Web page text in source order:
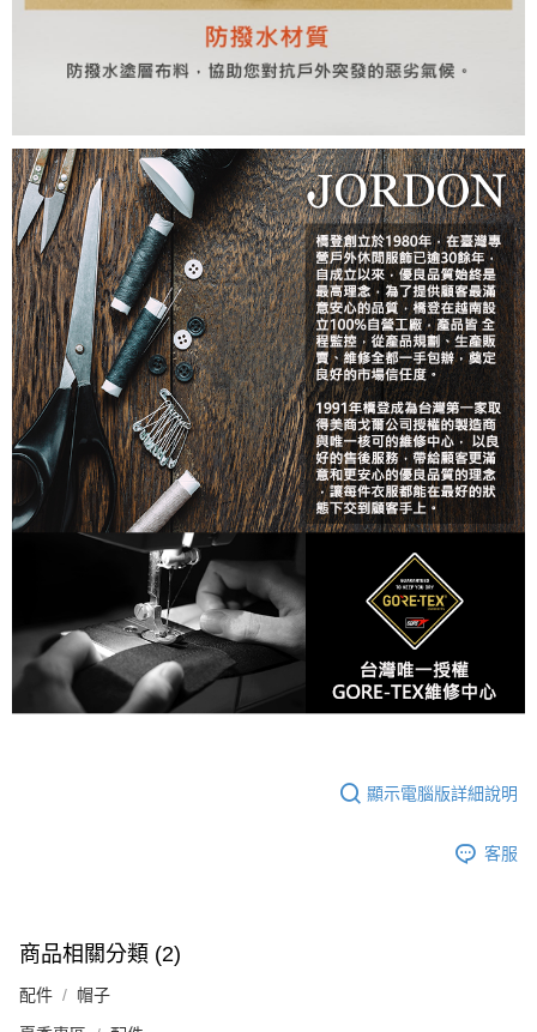
顯示電腦版詳細說明
客服
商品相關分類 (2)
配件 帽子